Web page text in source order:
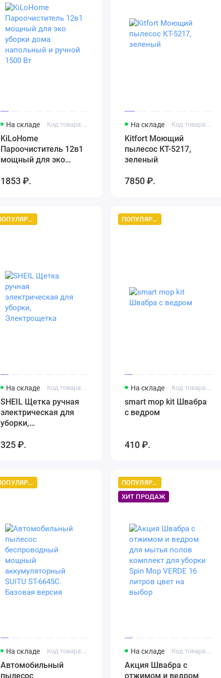
На складе Код товара: Артикул 3104390700
KiLoHome
Пароочиститель 12в1
мощный для эко
напольный и ручной
1853 ₽.
На складе Код товара: КТ-5217
Kitfort Моющий
пылесос КТ-5217,
зеленый
7850 ₽.
ПОПУЛЯРНЫЙ ТОВАР
На складе Код товара: Модель 979935163
SHEIL Щетка ручная
электрическая для
уборки,
325 ₽.
ПОПУЛЯРНЫЙ ТОВАР
На складе Код товара: smart mop kit
smart mop kit Швабра
с ведром
410 ₽.
ПОПУЛЯРНЫЙ ТОВАР
На складе Код товара: Артикул 1691665444
Автомобильный
пылесос
ПОПУЛЯРНЫЙ ТОВАР
ХИТ ПРОДАЖ
На складе Код товара: Артикул 546463 Цвет на выбор
Акция Швабра с
отжимом и ведром